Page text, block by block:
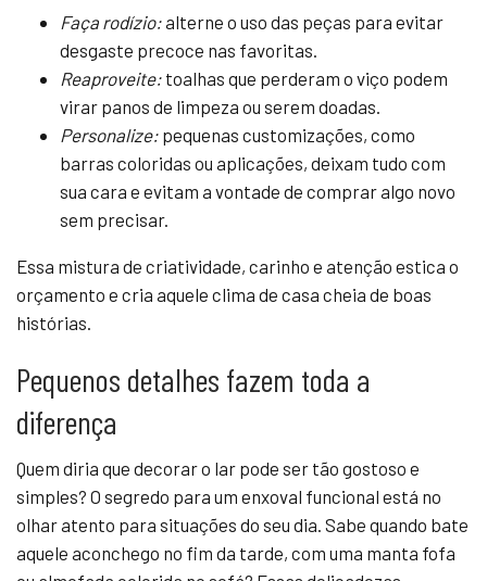
Faça rodízio:alterne o uso das peças para evitar
desgaste precoce nas favoritas.
Reaproveite: toalhas que perderam o viço podem
virar panos de limpeza ou serem doadas.
Personalize: pequenas customizações, como
barras coloridas ou aplicações, deixam tudo com
sua cara e evitam a vontade de comprar algo novo
sem precisar.
Essa mistura de criatividade, carinho e atenção estica o
orçamento e cria aquele clima de casa cheia de boas
histórias.
Pequenos detalhes fazem toda a
diferença
Quem diria que decorar o lar pode ser tão gostoso e
simples? O segredo para um enxoval funcional está no
olhar atento para situações do seu dia. Sabe quando bate
aquele aconchego no fim da tarde, com uma manta fofa